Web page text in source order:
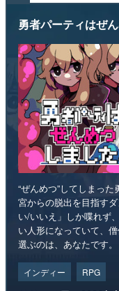
勇者パーティはぜ
“ぜんめつ”してしまっ
宮からの脱出を目指す
い/いいえ」しか喋れず
い人形になっていて、
選ぶのは、あなたです。
インディー RPG